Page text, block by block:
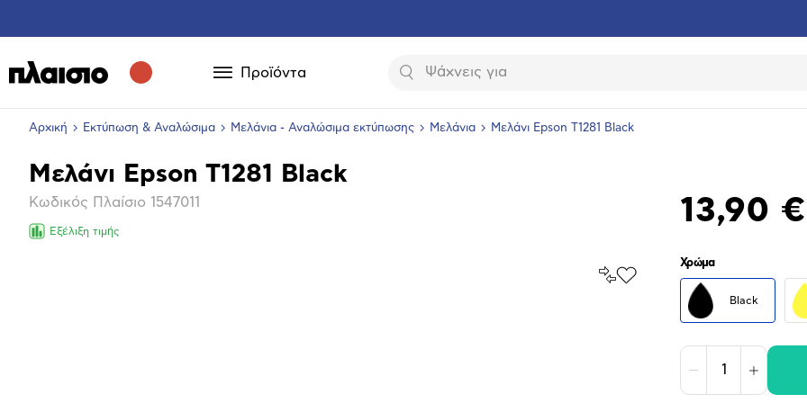
Προϊόντα Αναζήτηση
Αρχική Εκτύπωση & Αναλώσιμα Μελάνια - Αναλώσιμα εκτύπωσης Μελάνια Μελάνι Epson T1281 Black
Βασικά
χαρακτηριστικά
Μελάνι Epson T1281 Black
Κωδικός Πλαίσιο 1547011
Εξέλιξη τιμής
Σύγκρινέ
Προσθήκη
Αγαπημένα
13,90 €
Χρώμα
Black
Μείωση Αύξηση